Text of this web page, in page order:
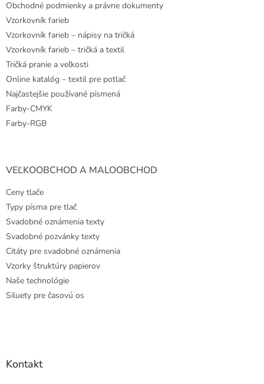
Obchodné podmienky a právne dokumenty
Vzorkovník farieb
Vzorkovník farieb – nápisy na tričká
Vzorkovník farieb – tričká a textil
Tričká pranie a veľkosti
Online katalóg – textil pre potlač
Najčastejšie používané písmená
Farby-CMYK
Farby-RGB
VEĽKOOBCHOD A MALOOBCHOD
Ceny tlače
Typy písma pre tlač
Svadobné oznámenia texty
Svadobné pozvánky texty
Citáty pre svadobné oznámenia
Vzorky štruktúry papierov
Naše technológie
Siluety pre časovú os
Kontakt